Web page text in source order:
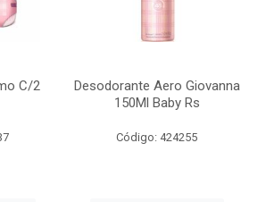
C/2
Desodorante Aero Giovanna
150Ml Baby Rs
Código: 424255